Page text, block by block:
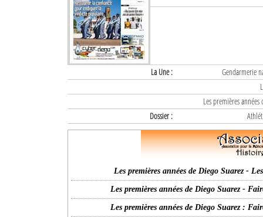
La Une :
Gendarmerie
Les premières
Dossier :
Les premières années de Diego Suarez -
Les premières années de Diego Suarez -
Les premières années de Diego Suarez :